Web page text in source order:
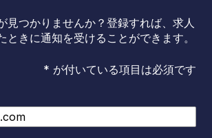
見つかりませんか？登録すれば、求人
ときに通知を受けることができます。
* が付いている項目は必須です